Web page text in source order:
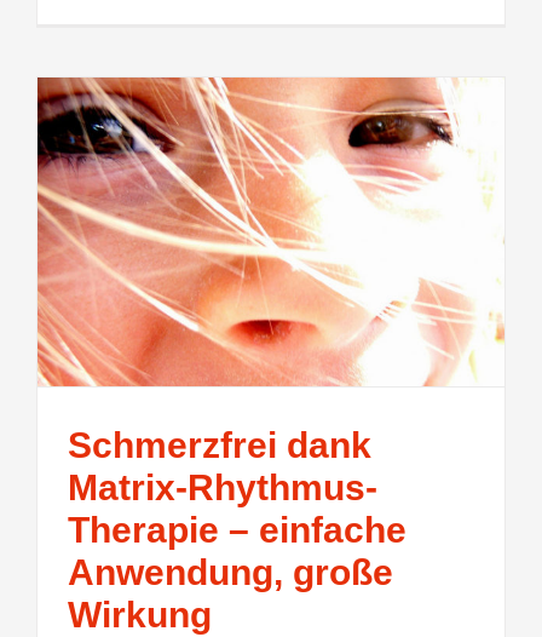
Schmerzfrei dank
Matrix-Rhythmus-
Therapie – einfache
Anwendung, große
Wirkung